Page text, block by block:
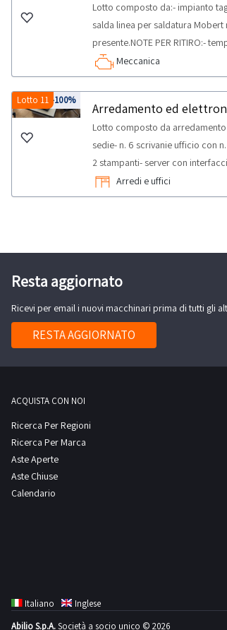
Lotto composto da:- impianto
salda linea per saldatura
presente.NOTE PER RITIRO:-
dal giorno concordato: 2 giorni
Meccanica
-100%
Lotto 11
Arredamento ed
Lotto composto da
sedie- n. 6 scrivanie ufficio con
2 stampanti- server con
sezione documentazione per
questo lotto.Beni venduti a
Arredi e uffici
Resta aggiornato
Ricevi per email i nuovi macchinari prima di tutti gli
RESTA AGGIORNATO
ACQUISTA CON NOI
Ricerca Per Regioni
Ricerca Per Marca
Aste Aperte
Aste Chiuse
Calendario
Italiano
Inglese
Abilio S.p.A.Società a socio unico © 2026